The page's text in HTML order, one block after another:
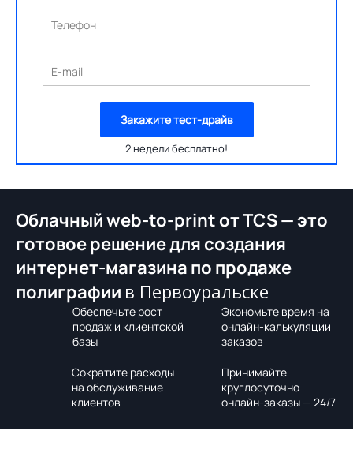
Телефон
E-mail
Закажите тест-драйв
2 недели бесплатно!
Облачный web-to-print от TCS — это
готовое решение для создания
интернет-магазина по продаже
полиграфии в Первоуральске
Обеспечьте рост
продаж и клиентской
базы
Экономьте время на
онлайн-калькуляции
заказов
Сократите расходы
на обслуживание
клиентов
Принимайте
круглосуточно
онлайн-заказы — 24/7